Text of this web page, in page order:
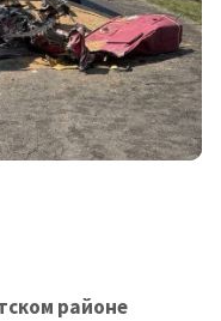
районе